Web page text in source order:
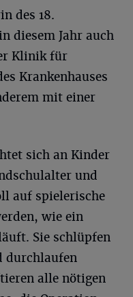
des 18.
diesem Jahr auch
Klinik für
Krankenhauses
mit einer
sich an Kinder
und
auf spielerische
wie ein
Sie schlüpfen
durchlaufen
alle nötigen